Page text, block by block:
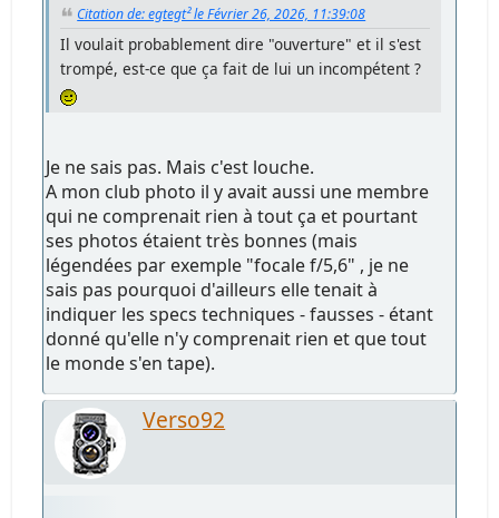
Citation de: egtegt² le Février 26, 2026, 11:39:08
Il voulait probablement dire "ouverture" et il s'est
trompé, est-ce que ça fait de lui un incompétent ?
Je ne sais pas. Mais c'est louche.
A mon club photo il y avait aussi une membre
qui ne comprenait rien à tout ça et pourtant
ses photos étaient très bonnes (mais
légendées par exemple "focale f/5,6" , je ne
sais pas pourquoi d'ailleurs elle tenait à
indiquer les specs techniques - fausses - étant
donné qu'elle n'y comprenait rien et que tout
le monde s'en tape).
Verso92